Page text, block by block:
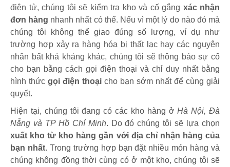
điện tử, chúng tôi sẽ kiểm tra kho và cố gắng xác nhận
đơn hàng nhanh nhất có thể. Nếu vì một lý do nào đó mà
chúng tôi không thể giao đúng số lượng, ví dụ như
trường hợp xảy ra hàng hóa bị thất lạc hay các nguyên
nhân bất khả kháng khác, chúng tôi sẽ thông báo sự cố
cho bạn bằng cách gọi điện thoại và chỉ duy nhất bằng
hình thức gọi điện thoại cho bạn sớm nhất để cùng giải
quyết.
Hiện tại, chúng tôi đang có các kho hàng ởHà Nội, Đà
Nẵng và TP Hồ Chí Minh. Do đó chúng tôi sẽ lựa chọn
xuất kho từ kho hàng gần với địa chỉ nhận hàng của
bạn nhất. Trong trường hợp bạn đặt nhiều món hàng và
chúng không đồng thời cùng có ở một kho, chúng tôi sẽ